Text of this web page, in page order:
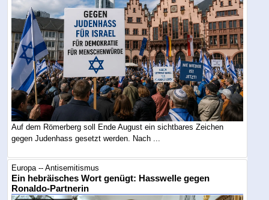
Auf dem Römerberg soll Ende August ein sichtbares Zeichen
gegen Judenhass gesetzt werden. Nach ...
Europa -- Antisemitismus
Ein hebräisches Wort genügt: Hasswelle gegen
Ronaldo-Partnerin